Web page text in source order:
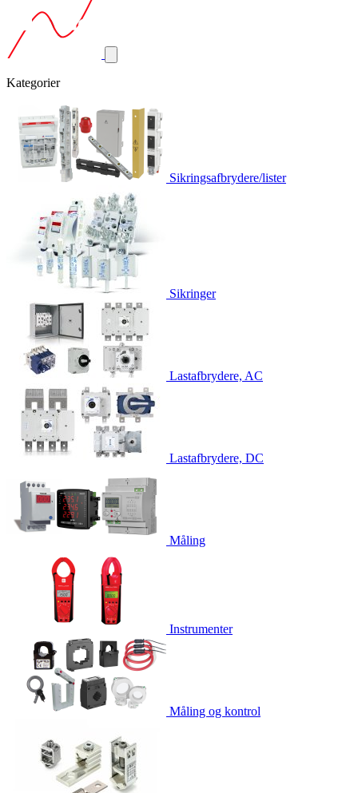
Kategorier
Sikringsafbrydere/lister
Sikringer
Lastafbrydere, AC
Lastafbrydere, DC
Måling
Instrumenter
Måling og kontrol